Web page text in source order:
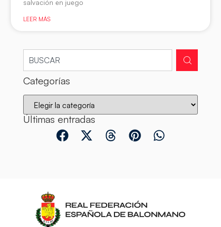
salvación en juego
LEER MÁS
Categorías
Últimas entradas